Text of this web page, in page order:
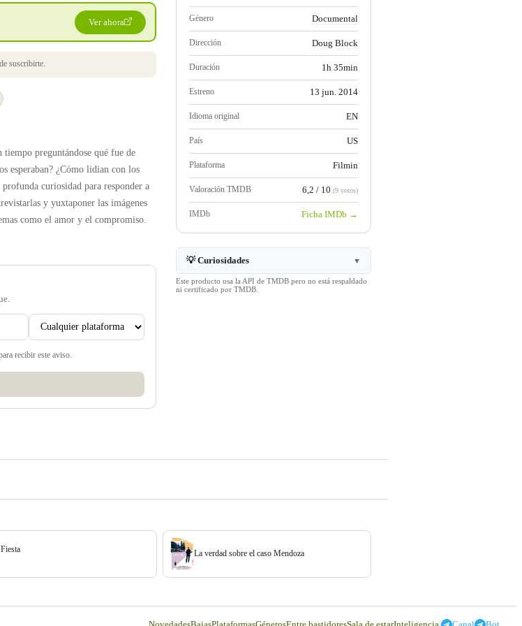
Ver ahora
suscribirte.
tiempo preguntándose qué fue de
esperaban? ¿Cómo lidian con los
curiosidad para responder a
y yuxtaponer las imágenes
como el amor y el compromiso.
recibir este aviso.
Género Documental
Dirección Doug Block
Duración 1h 35min
Estreno 13 jun. 2014
Idioma original EN
País US
Plataforma Filmin
Valoración TMDB 6,2 / 10 (9 votos)
IMDb Ficha IMDb →
💡 Curiosidades ▼
Este producto usa la API de TMDB pero no está respaldado
ni certificado por TMDB.
La verdad sobre el caso Mendoza